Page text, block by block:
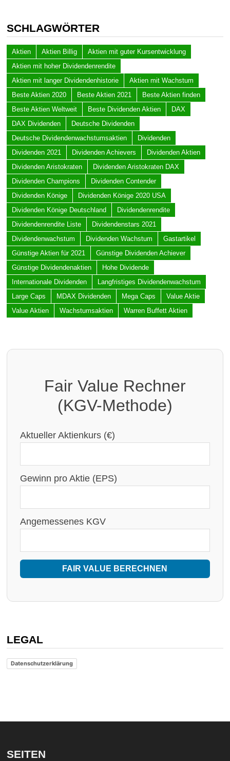
SCHLAGWÖRTER
Aktien Aktien Billig
Aktien mit guter Kursentwicklung
Aktien mit hoher Dividendenrendite
Aktien mit langer Dividendenhistorie
Aktien mit Wachstum
Beste Aktien 2020
Beste Aktien 2021
Beste Aktien finden
Beste Aktien Weltweit
Beste Dividenden Aktien
DAX
DAX Dividenden
Deutsche Dividenden
Deutsche Dividendenwachstumsaktien
Dividenden
Dividenden 2021
Dividenden Achievers
Dividenden Aktien
Dividenden Aristokraten
Dividenden Aristokraten DAX
Dividenden Champions
Dividenden Contender
Dividenden Könige
Dividenden Könige 2020 USA
Dividenden Könige Deutschland
Dividendenrendite
Dividendenrendite Liste
Dividendenstars 2021
Dividendenwachstum
Dividenden Wachstum
Gastartikel
Günstige Aktien für 2021
Günstige Dividenden Achiever
Günstige Dividendenaktien
Hohe Dividende
Internationale Dividenden
Langfristiges Dividendenwachstum
Large Caps
MDAX Dividenden Mega Caps
Value Aktie
Value Aktien
Wachstumsaktien Warren Buffett Aktien
Fair Value Rechner
(KGV-Methode)
Aktueller Aktienkurs (€)
Gewinn pro Aktie (EPS)
Angemessenes KGV
FAIR VALUE BERECHNEN
LEGAL
Datenschutzerklärung
SEITEN